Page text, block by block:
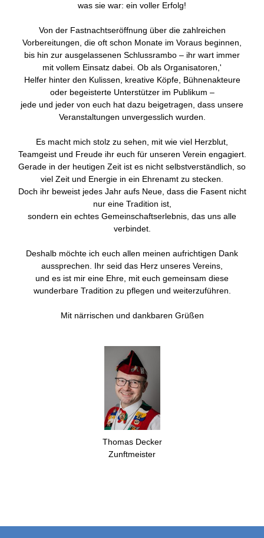
was sie war: ein voller Erfolg!
Von der Fastnachtseröffnung über die zahlreichen
Vorbereitungen, die oft schon Monate im Voraus beginnen,
bis hin zur ausgelassenen Schlussrambo – ihr wart immer
mit vollem Einsatz dabei. Ob als Organisatoren,'
Helfer hinter den Kulissen, kreative Köpfe, Bühnenakteure
oder begeisterte Unterstützer im Publikum –
jede und jeder von euch hat dazu beigetragen, dass unsere
Veranstaltungen unvergesslich wurden.
Es macht mich stolz zu sehen, mit wie viel Herzblut,
Teamgeist und Freude ihr euch für unseren Verein engagiert.
Gerade in der heutigen Zeit ist es nicht selbstverständlich, so
viel Zeit und Energie in ein Ehrenamt zu stecken.
Doch ihr beweist jedes Jahr aufs Neue, dass die Fasent nicht
nur eine Tradition ist,
sondern ein echtes Gemeinschaftserlebnis, das uns alle
verbindet.
Deshalb möchte ich euch allen meinen aufrichtigen Dank
aussprechen. Ihr seid das Herz unseres Vereins,
und es ist mir eine Ehre, mit euch gemeinsam diese
wunderbare Tradition zu pflegen und weiterzuführen.
Mit närrischen und dankbaren Grüßen
Thomas Decker
Zunftmeister